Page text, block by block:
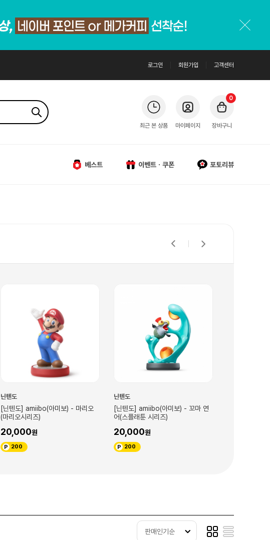
로그인 회원가입 고객센터
최근 본 상품 마이페이지 장바구니
0
베스트 이벤트ㆍ쿠폰 포토리뷰
닌텐도
[닌텐도] amiibo(아미보) - 꼬마 연
어(스플래툰 시리즈)
20,000
200
닌텐도
[닌텐도] amiibo(아미보) - 옥토링
블루(스플래툰 시리즈)
20,000
200
판매인기순